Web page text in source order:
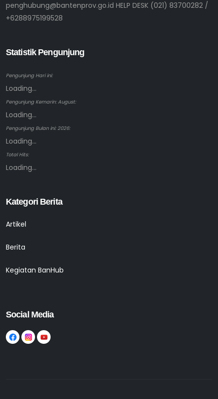
penghubung@bantenprov.go.id HELP DESK (021) 83700282 /
+6288975199528
Statistik Pengunjung
Pengunjung Hari ini:
Loading...
Pengunjung Kemarin: August:
Loading...
Pengunjung Bulan ini: 2026:
Loading...
Total Hits:
Loading...
Kategori Berita
Artikel
Berita
Kegiatan BanHub
Social Media